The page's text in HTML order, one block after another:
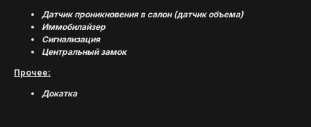
Датчик проникновения в салон (датчик объема)
Иммобилайзер
Сигнализация
Центральный замок
Прочее:
Докатка
УСПЕШНЫЕ ИСТОРИИ